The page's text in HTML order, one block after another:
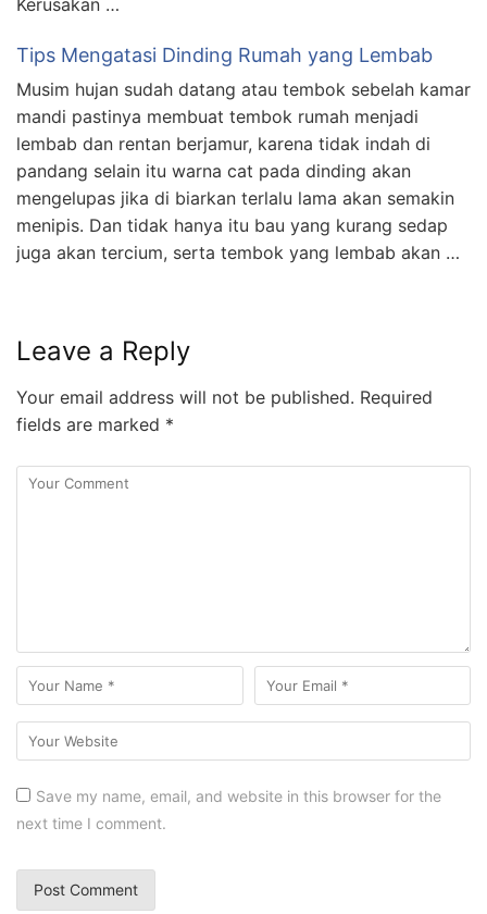
Kerusakan …
Tips Mengatasi Dinding Rumah yang Lembab
Musim hujan sudah datang atau tembok sebelah kamar
mandi pastinya membuat tembok rumah menjadi
lembab dan rentan berjamur, karena tidak indah di
pandang selain itu warna cat pada dinding akan
mengelupas jika di biarkan terlalu lama akan semakin
menipis. Dan tidak hanya itu bau yang kurang sedap
juga akan tercium, serta tembok yang lembab akan …
Leave a Reply
Your email address will not be published. Required
fields are marked *
Save my name, email, and website in this browser for the
next time I comment.